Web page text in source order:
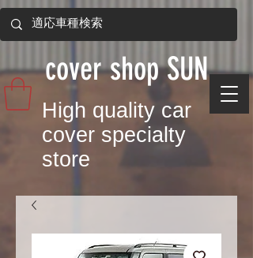
​High quality car
cover specialty
store
​cover shop SUN